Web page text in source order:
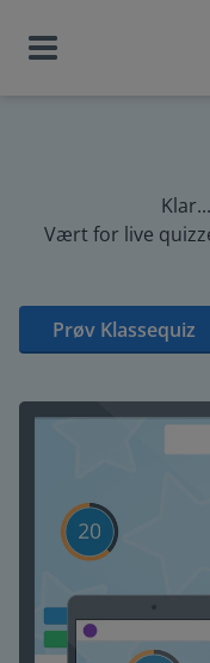
Vært for live
Prøv Klassequiz